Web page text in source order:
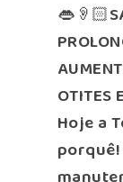
OTITES
Hoje a